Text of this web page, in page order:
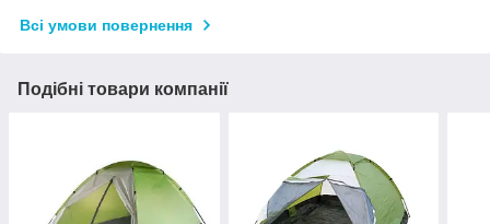
Всі умови повернення
Подібні товари компанії